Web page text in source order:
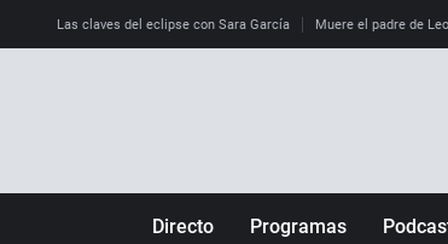
Las claves del eclipse con Sara García Muere el padre de
Directo Programas